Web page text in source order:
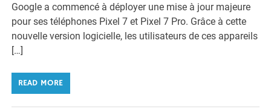
Google a commencé à déployer une mise à jour majeure
pour ses téléphones Pixel 7 et Pixel 7 Pro. Grâce à cette
nouvelle version logicielle, les utilisateurs de ces appareils
[…]
READ MORE